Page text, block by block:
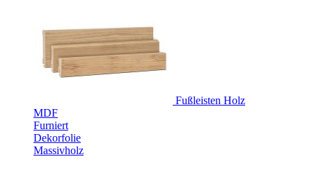
Fußleisten Holz
MDF
Furniert
Dekorfolie
Massivholz